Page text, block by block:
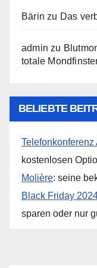
Bärin zu Das
admin zu
totale
BELIEBTE
Telefonkonferenz
kostenlosen
Molière: seine
Black Friday
sparen oder nur